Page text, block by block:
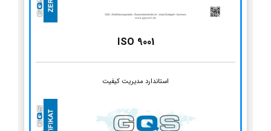
ISO 9001
استاندارد مدیریت کیفیت